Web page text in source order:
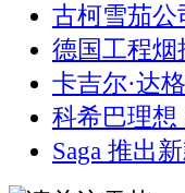
古柯雪茄公
德国工程烟
卡吉尔·达
科希巴理想
Saga 推出